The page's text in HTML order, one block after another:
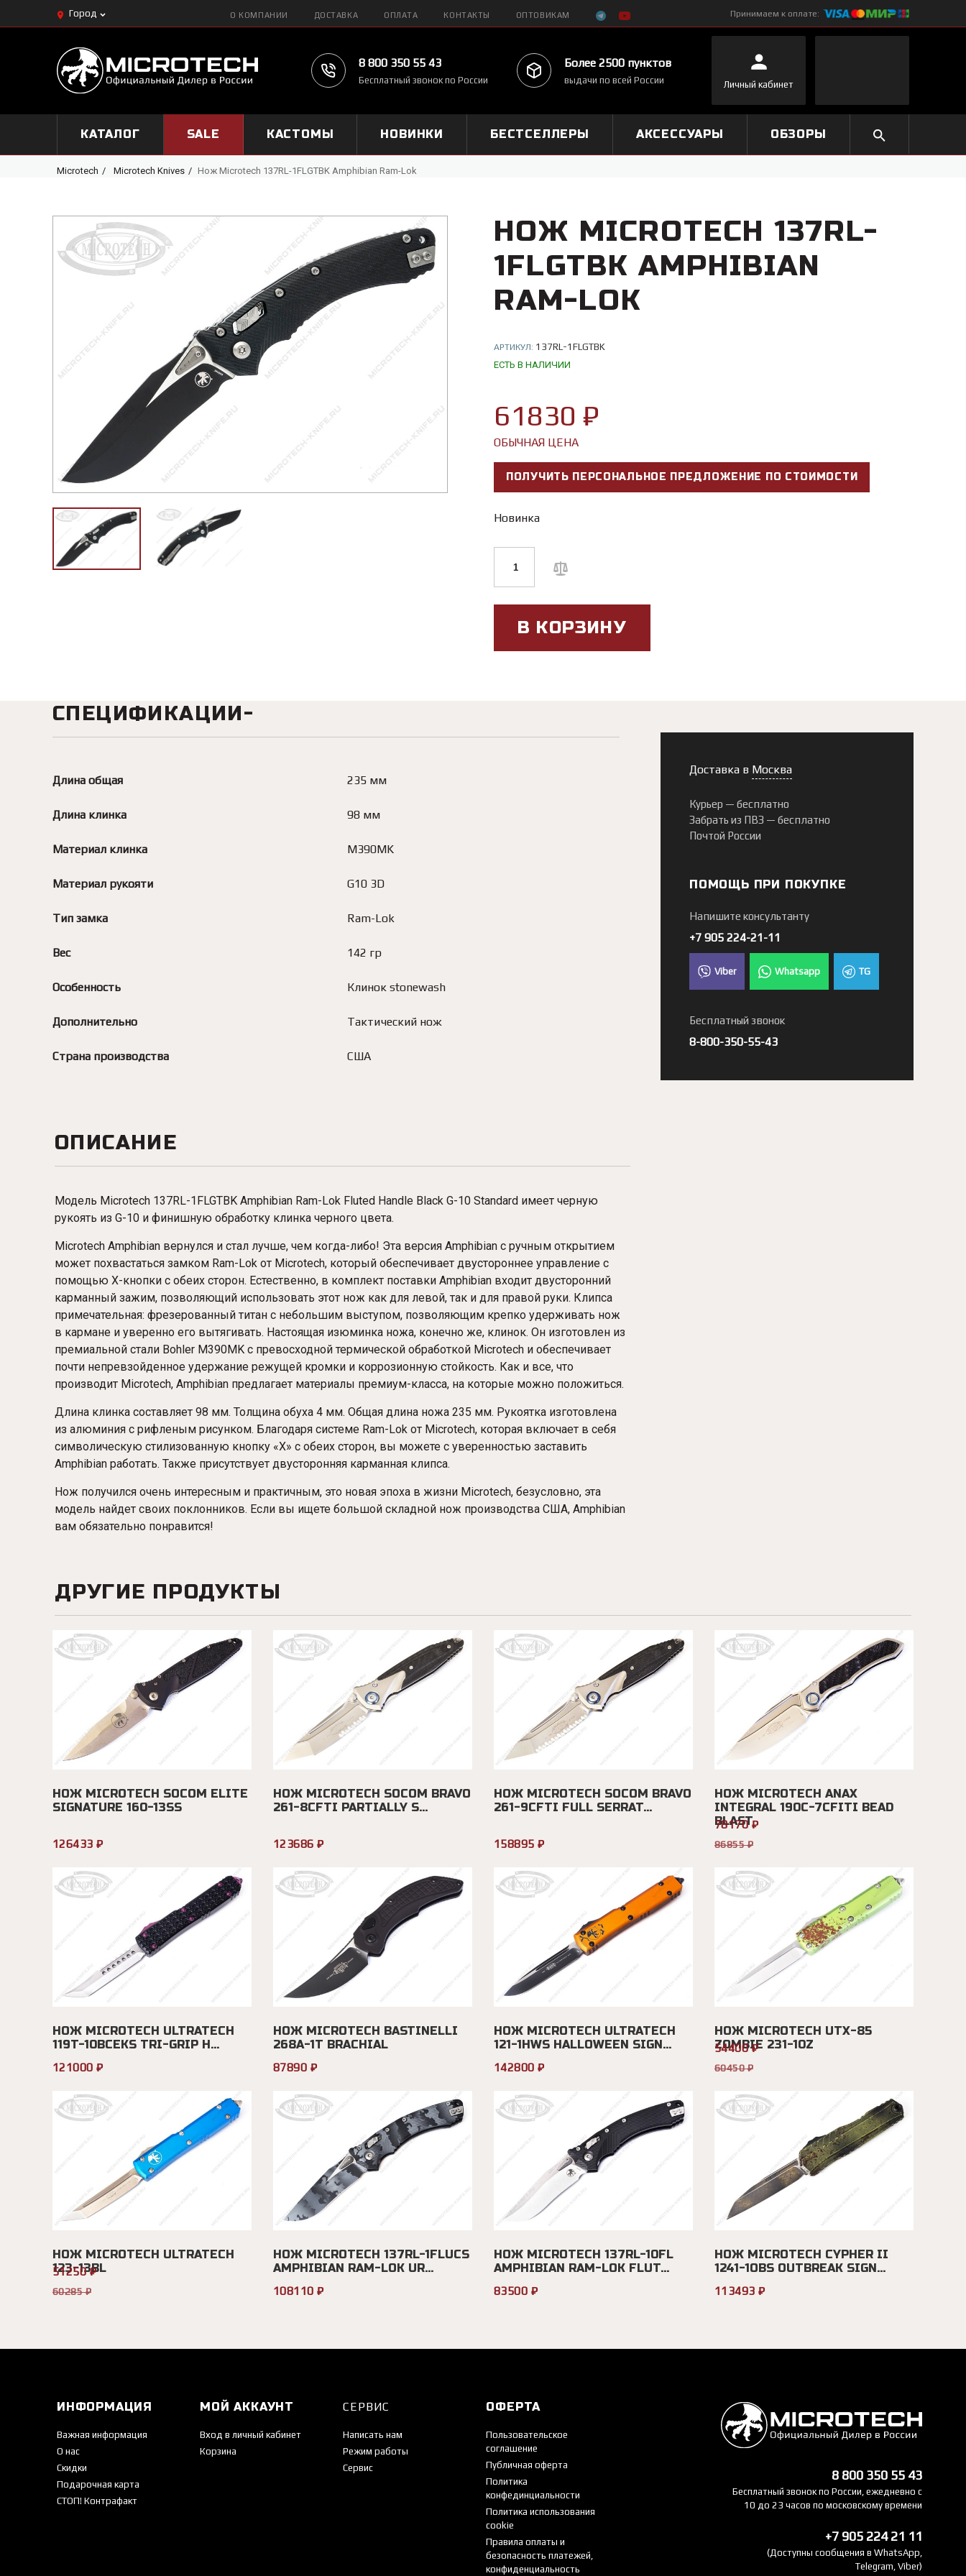
Город О КОМПАНИИ ДОСТАВКА ОПЛАТА КОНТАКТЫ ОПТОВИКАМ Принимаем к оплате:
8 800 350 55 43
Бесплатный звонок по России
Более 2500 пунктов
выдачи по всей России Личный кабинет
КАТАЛОГ SALE КАСТОМЫ НОВИНКИ БЕСТСЕЛЛЕРЫ АКСЕССУАРЫ ОБЗОРЫ
Microtech Microtech Knives Нож Microtech 137RL-1FLGTBK Amphibian Ram-Lok
НОЖ MICROTECH 137RL-
1FLGTBK AMPHIBIAN
RAM-LOK
АРТИКУЛ: 137RL-1FLGTBK
ЕСТЬ В НАЛИЧИИ
61830 ₽
ОБЫЧНАЯ ЦЕНА
ПОЛУЧИТЬ ПЕРСОНАЛЬНОЕ ПРЕДЛОЖЕНИЕ ПО СТОИМОСТИ
Новинка
В КОРЗИНУ
СПЕЦИФИКАЦИИ
Длина общая 235 мм
Длина клинка 98 мм
Материал клинка M390MK
Материал рукояти G10 3D
Тип замка Ram-Lok
Вес 142 гр
Особенность Клинок stonewash
Дополнительно Тактический нож
Страна производства США
Доставка в Москва
Курьер — бесплатно
Забрать из ПВЗ — бесплатно
Почтой России
ПОМОЩЬ ПРИ ПОКУПКЕ
Напишите консультанту
+7 905 224-21-11
Viber Whatsapp TG
Бесплатный звонок
8-800-350-55-43
ОПИСАНИЕ
Модель Microtech 137RL-1FLGTBK Amphibian Ram-Lok Fluted Handle Black G-10 Standard имеет черную
рукоять из G-10 и финишную обработку клинка черного цвета.
Microtech Amphibian вернулся и стал лучше, чем когда-либо! Эта версия Amphibian с ручным открытием
может похвастаться замком Ram-Lok от Microtech, который обеспечивает двустороннее управление с
помощью X-кнопки с обеих сторон. Естественно, в комплект поставки Amphibian входит двусторонний
карманный зажим, позволяющий использовать этот нож как для левой, так и для правой руки. Клипса
примечательная: фрезерованный титан с небольшим выступом, позволяющим крепко удерживать нож
в кармане и уверенно его вытягивать. Настоящая изюминка ножа, конечно же, клинок. Он изготовлен из
премиальной стали Bohler M390MK с превосходной термической обработкой Microtech и обеспечивает
почти непревзойденное удержание режущей кромки и коррозионную стойкость. Как и все, что
производит Microtech, Amphibian предлагает материалы премиум-класса, на которые можно положиться.
Длина клинка составляет 98 мм. Толщина обуха 4 мм. Общая длина ножа 235 мм. Рукоятка изготовлена ​​
из алюминия с рифленым рисунком. Благодаря системе Ram-Lok от Microtech, которая включает в себя
символическую стилизованную кнопку «X» с обеих сторон, вы можете с уверенностью заставить
Amphibian работать. Также присутствует двусторонняя карманная клипса.
Нож получился очень интересным и практичным, это новая эпоха в жизни Microtech, безусловно, эта
модель найдет своих поклонников. Если вы ищете большой складной нож производства США, Amphibian
вам обязательно понравится!
ДРУГИЕ ПРОДУКТЫ
НОЖ MICROTECH SOCOM ELITE
SIGNATURE 160-13SS
126433 ₽
НОЖ MICROTECH SOCOM BRAVO
261-8CFTI PARTIALLY S...
123686 ₽
НОЖ MICROTECH SOCOM BRAVO
261-9CFTI FULL SERRAT...
158895 ₽
НОЖ MICROTECH ANAX
INTEGRAL 190C-7CFITI BEAD
BLAST
78170 ₽
86855 ₽
НОЖ MICROTECH ULTRATECH
119T-10BCEKS TRI-GRIP H...
121000 ₽
НОЖ MICROTECH BASTINELLI
268A-1T BRACHIAL
87890 ₽
НОЖ MICROTECH ULTRATECH
121-1HWS HALLOWEEN SIGN...
142800 ₽
НОЖ MICROTECH UTX-85
ZOMBIE 231-10Z
54400 ₽
60450 ₽
НОЖ MICROTECH ULTRATECH
123-13BL
51250 ₽
60285 ₽
НОЖ MICROTECH 137RL-1FLUCS
AMPHIBIAN RAM-LOK UR...
108110 ₽
НОЖ MICROTECH 137RL-10FL
AMPHIBIAN RAM-LOK FLUT...
83500 ₽
НОЖ MICROTECH CYPHER II
1241-1OBS OUTBREAK SIGN...
113493 ₽
ИНФОРМАЦИЯ
Важная информация
О нас
Скидки
Подарочная карта
СТОП! Контрафакт
МОЙ АККАУНТ
Вход в личный кабинет
Корзина
СЕРВИС
Написать нам
Режим работы
Сервис
ОФЕРТА
Пользовательское
соглашение
Публичная оферта
Политика
конфединциальности
Политика использования
cookie
Правила оплаты и
безопасность платежей,
конфиденциальность
8 800 350 55 43
Бесплатный звонок по России, ежедневно с
10 до 23 часов по московскому времени
+7 905 224 21 11
(Доступны сообщения в WhatsApp,
Telegram, Viber)